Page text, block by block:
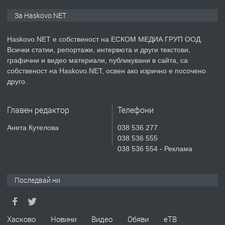
преди 4 дни
ПРЕДЛАГА
Продавам парцел в гр. Хасково кв.
СГЛОБЯВАНЕ НА МЕБЕЛИ.
За Haskovo.NET
Haskovo.NET е собственост на ЕСКОМ МЕДИА ГРУП ООД.
Всички статии, репортажи, интервюта и други текстови,
графични и видео материали, публикувани в сайта, са
собственост на Haskovo.NET, освен ако изрично е посочено
друго.
Главен редактор
Анета Кутелова
Телефони
038 536 277
038 536 555
038 536 554 - Реклама
Последвай ни
Хасково Новини Видео Обяви
еТВ